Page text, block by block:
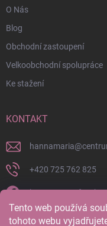
Tento web používá
tohoto webu
O Nás
Blog
Obchodní zastoupení
Velkoobchodní spolupráce
Ke stažení
KONTAKT
hannamaria@
+420 725 762 825
https://
hannamariatherapy/